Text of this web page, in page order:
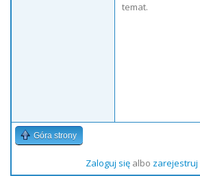
temat.
Góra strony
Zaloguj sięalbo zarejestruj